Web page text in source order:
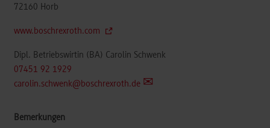
72160 Horb
www.boschrexroth.com
Dipl. Betriebswirtin (BA) Carolin Schwenk
07451 92 1929
carolin.schwenk@boschrexroth.de